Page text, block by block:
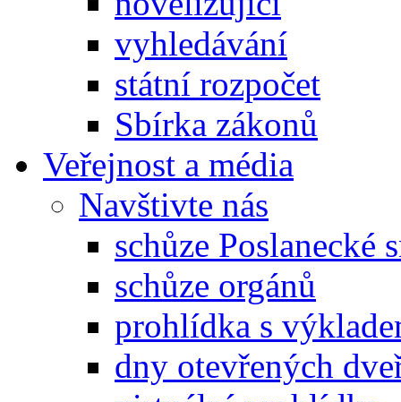
vyhledávání
státní rozpočet
Sbírka zákonů
Veřejnost a média
Navštivte nás
schůze Poslanecké
schůze orgánů
prohlídka s
dny otevřených